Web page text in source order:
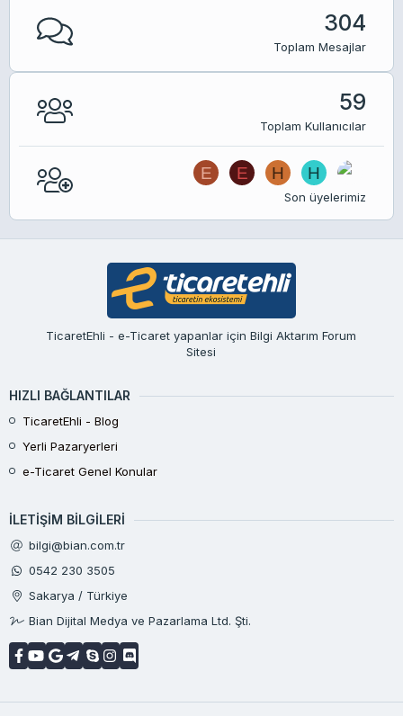
304
Toplam Mesajlar
59
Toplam Kullanıcılar
E E H H
Son üyelerimiz
TicaretEhli - e-Ticaret yapanlar için Bilgi Aktarım Forum
Sitesi
HIZLI BAĞLANTILAR
TicaretEhli - Blog
Yerli Pazaryerleri
e-Ticaret Genel Konular
İLETIŞIM BILGILERI
bilgi@bian.com.tr
0542 230 3505
Sakarya / Türkiye
Bian Dijital Medya ve Pazarlama Ltd. Şti.